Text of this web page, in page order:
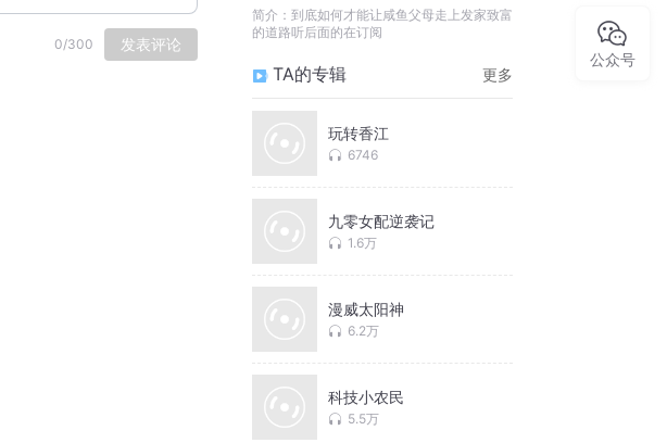
0/300 发表评论
简介： 到底如何才能让咸鱼父母走上发家致富
的道路听后面的在订阅
TA的专辑 更多
玩转香江
6746
九零女配逆袭记
1.6万
漫威太阳神
6.2万
科技小农民
5.5万
公众号